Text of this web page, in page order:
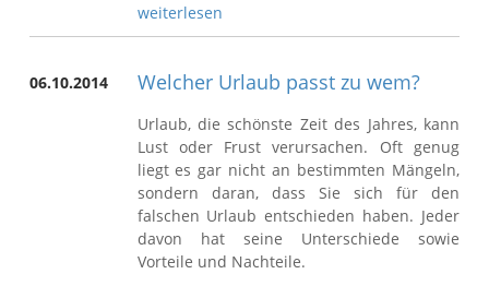
weiterlesen
06.10.2014 Welcher Urlaub passt zu wem?
Urlaub, die schönste Zeit des Jahres, kann
Lust oder Frust verursachen. Oft genug
liegt es gar nicht an bestimmten Mängeln,
sondern daran, dass Sie sich für den
falschen Urlaub entschieden haben. Jeder
davon hat seine Unterschiede sowie
Vorteile und Nachteile.